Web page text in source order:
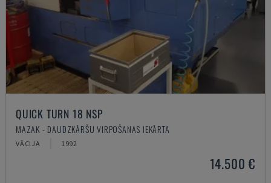
QUICK TURN 18 NSP
MAZAK - DAUDZKĀRŠU VIRPOŠANAS IEKĀRTA
VĀCIJA 1992
14.500 €